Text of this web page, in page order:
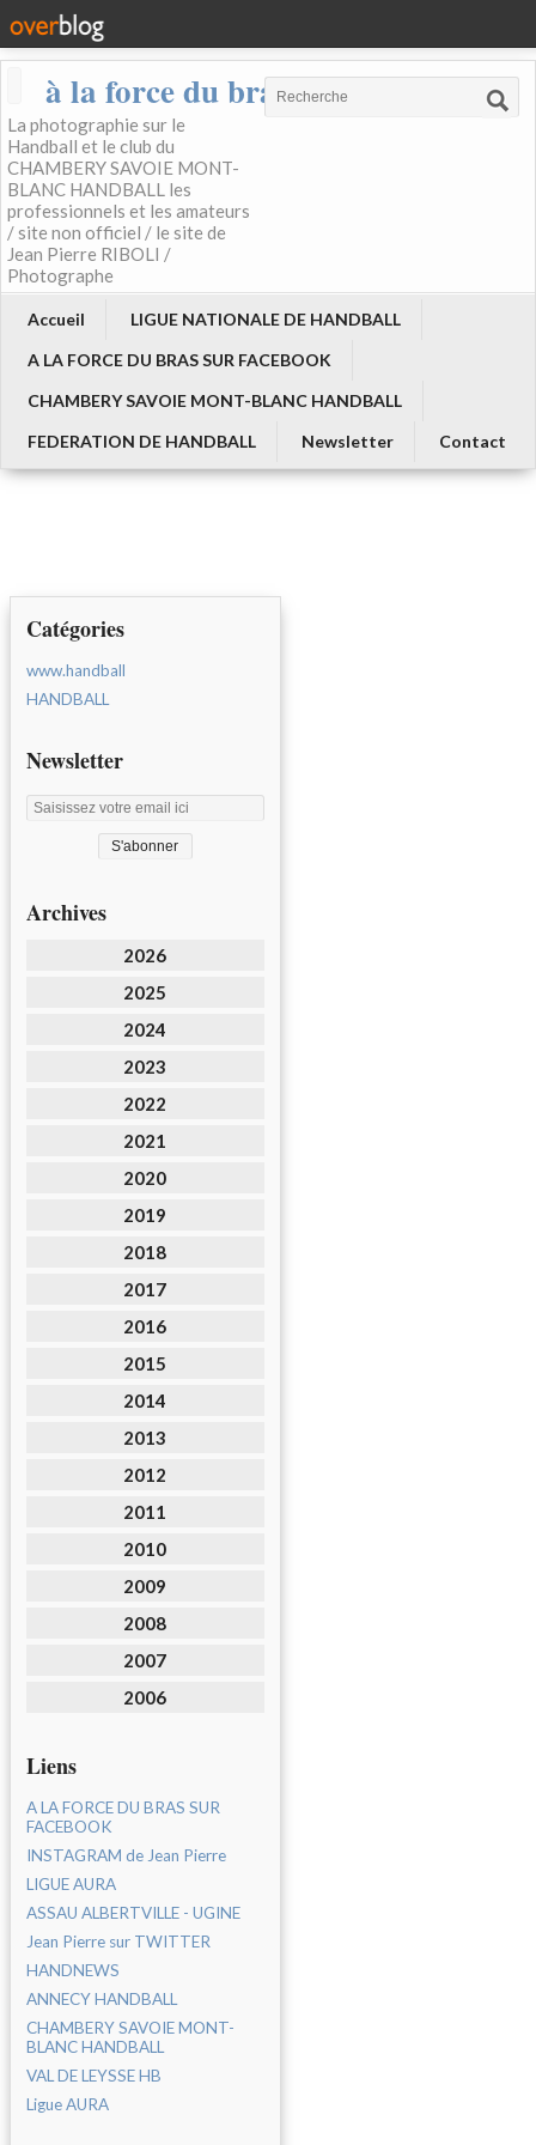
à la force du bras
La photographie sur le
Handball et le club du
CHAMBERY SAVOIE MONT-
BLANC HANDBALL les
professionnels et les amateurs
/ site non officiel / le site de
Jean Pierre RIBOLI /
Photographe
Accueil
LIGUE NATIONALE DE HANDBALL
A LA FORCE DU BRAS SUR FACEBOOK
CHAMBERY SAVOIE MONT-BLANC HANDBALL
FEDERATION DE HANDBALL
Newsletter Contact
Catégories
www.handball
HANDBALL
Newsletter
Archives
2026
2025
2024
2023
2022
2021
2020
2019
2018
2017
2016
2015
2014
2013
2012
2011
2010
2009
2008
2007
2006
Liens
A LA FORCE DU BRAS SUR
FACEBOOK
INSTAGRAM de Jean Pierre
LIGUE AURA
ASSAU ALBERTVILLE - UGINE
Jean Pierre sur TWITTER
HANDNEWS
ANNECY HANDBALL
CHAMBERY SAVOIE MONT-
BLANC HANDBALL
VAL DE LEYSSE HB
Ligue AURA